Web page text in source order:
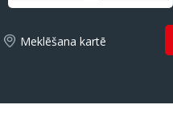
Meklēšana kartē